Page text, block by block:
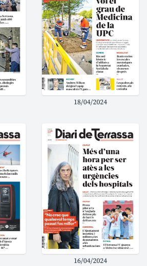
18/04/2024
16/04/2024